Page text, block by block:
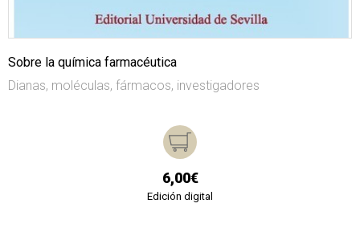
Sobre la química farmacéutica
Dianas, moléculas, fármacos, investigadores
6,00€
Edición digital